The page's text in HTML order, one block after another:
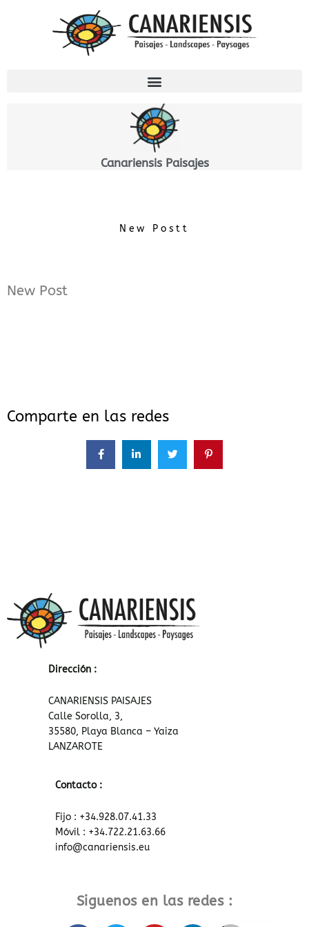
Canariensis Paisajes
New Postt
New Post
Comparte en las redes
Dirección :
CANARIENSIS PAISAJES
Calle Sorolla, 3,
35580, Playa Blanca – Yaiza
LANZAROTE
Contacto :
Fijo : +34.928.07.41.33
Móvil : +34.722.21.63.66
info@canariensis.eu
Siguenos en las redes :